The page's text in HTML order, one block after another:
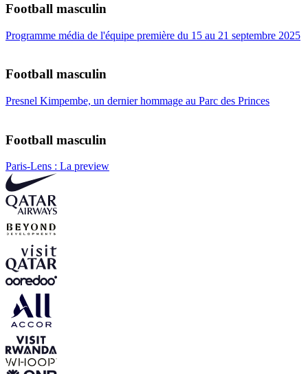
Football masculin
Programme média de l'équipe première du 15 au 21 septembre 2025
Football masculin
Presnel Kimpembe, un dernier hommage au Parc des Princes
Football masculin
Paris-Lens : La preview